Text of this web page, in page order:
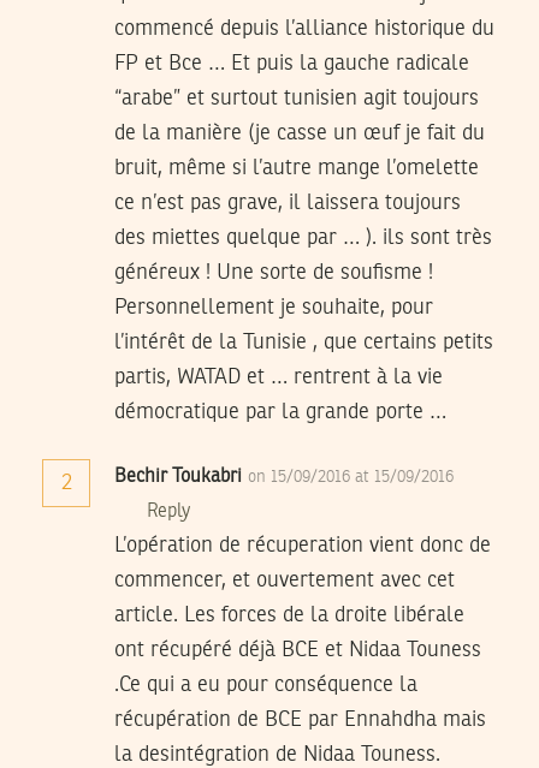
commencé depuis l’alliance historique du
FP et Bce … Et puis la gauche radicale
“arabe” et surtout tunisien agit toujours
de la manière (je casse un œuf je fait du
bruit, même si l’autre mange l’omelette
ce n’est pas grave, il laissera toujours
des miettes quelque par … ). ils sont très
généreux ! Une sorte de soufisme !
Personnellement je souhaite, pour
l’intérêt de la Tunisie , que certains petits
partis, WATAD et … rentrent à la vie
démocratique par la grande porte …
2 Bechir Toukabri on 15/09/2016 at 15/09/2016
Reply
L’opération de récuperation vient donc de
commencer, et ouvertement avec cet
article. Les forces de la droite libérale
ont récupéré déjà BCE et Nidaa Touness
.Ce qui a eu pour conséquence la
récupération de BCE par Ennahdha mais
la desintégration de Nidaa Touness.